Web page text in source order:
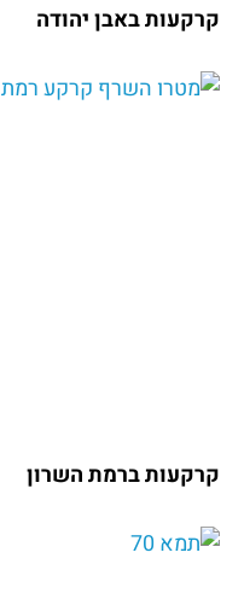
קרקעות באבן יהודה
קרקעות ברמת השרון